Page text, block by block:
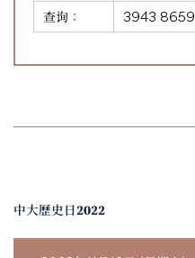
查询：
3943 8659
中大歷史日2022